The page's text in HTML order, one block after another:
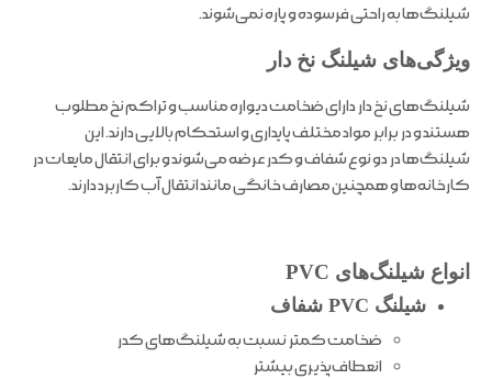
شیلنگ‌ها به راحتی فرسوده و پاره نمی‌شوند.
ویژگی‌های شیلنگ نخ‌ دار
شیلنگ‌های نخ‌ دار دارای ضخامت دیواره مناسب و تراکم نخ مطلوب
هستند و در برابر مواد مختلف پایداری و استحکام بالایی دارند. این
شیلنگ‌ها در دو نوع شفاف و کدر عرضه می‌شوند و برای انتقال مایعات در
کارخانه‌ها و همچنین مصارف خانگی مانند انتقال آب کاربرد دارند.
انواع شیلنگ‌های PVC
شیلنگ PVC شفاف
ضخامت کمتر نسبت به شیلنگ‌های کدر
انعطاف‌پذیری بیشتر